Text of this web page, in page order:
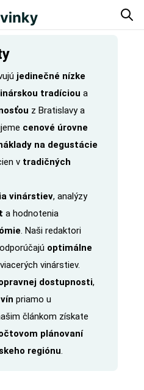
jedinečné nízke
tradíciou a
z Bratislavy a
cenové úrovne
na degustácie
v tradičných
vinárstiev, analýzy
a hodnotenia
. Naši redaktori
optimálne
vinárstiev.
dostupnosti,
priamo u
článkom získate
plánovaní
regiónu.